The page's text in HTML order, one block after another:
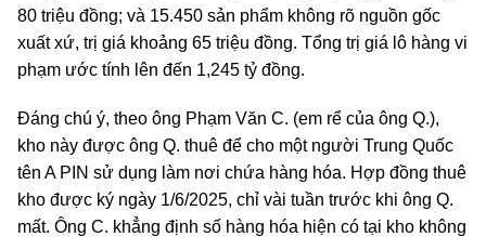
80 triệu đồng; và 15.450 sản phẩm không rõ nguồn gốc
xuất xứ, trị giá khoảng 65 triệu đồng. Tổng trị giá lô hàng vi
phạm ước tính lên đến 1,245 tỷ đồng.
Đáng chú ý, theo ông Phạm Văn C. (em rể của ông Q.),
kho này được ông Q. thuê để cho một người Trung Quốc
tên A PIN sử dụng làm nơi chứa hàng hóa. Hợp đồng thuê
kho được ký ngày 1/6/2025, chỉ vài tuần trước khi ông Q.
mất. Ông C. khẳng định số hàng hóa hiện có tại kho không